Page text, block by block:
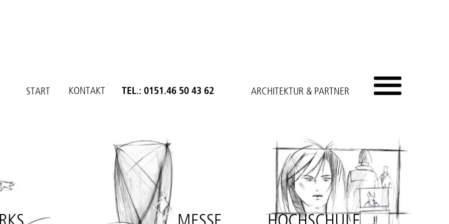
START KONTAKT TEL.: 0151.46 50 43 62 ARCHITEKTUR & PARTNER